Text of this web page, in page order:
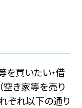
を買いたい・借
空き家等を売り
ぞれ以下の通り